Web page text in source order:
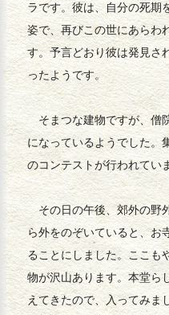
ラです。彼は、自分の死期
姿で、再びこの世にあらわ
す。予言どおり彼は発見さ
ったようです。
そまつな建物ですが、僧
になっているようでした。
のコンテストが行われてい
その日の午後、郊外の野
ら外をのぞいていると、お
ることにしました。ここも
物が沢山あります。本堂ら
えてきたので、入ってみま